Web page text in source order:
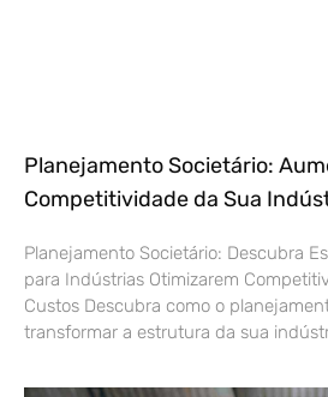
Planejamento Societário:
Competitividade da Sua
Planejamento Societário: Descubra
para Indústrias Otimizarem
Custos Descubra como o
transformar a estrutura da sua